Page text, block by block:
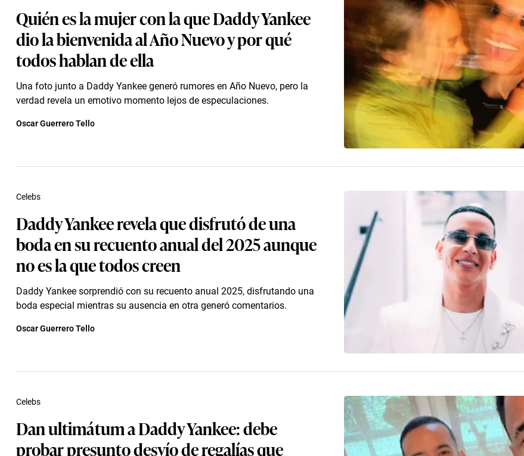
Quién es la mujer con la que Daddy Yankee
dio la bienvenida al Año Nuevo y por qué
todos hablan de ella
Una foto junto a Daddy Yankee generó rumores en Año Nuevo, pero la
verdad revela un emotivo momento lejos de especulaciones.
Oscar Guerrero Tello
Daddy Yankee revela que disfrutó de una
boda en su recuento anual del 2025 aunque
no es la que todos creen
Daddy Yankee sorprendió con su recuento anual 2025, disfrutando una
boda especial mientras su ausencia en otra generó comentarios.
Celebs
Oscar Guerrero Tello
Dan ultimátum a Daddy Yankee: debe
probar presunto desvío de regalías que
Celebs